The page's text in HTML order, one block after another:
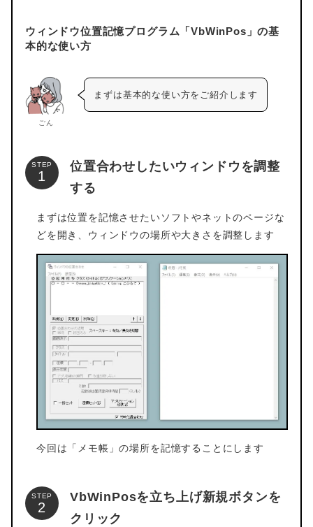
ウィンドウ位置記憶プログラム「VbWinPos」の基
本的な使い方
ごん
まずは基本的な使い方をご紹介します
STEP
位置合わせしたいウィンドウを調整
する
まずは位置を記憶させたいソフトやネットのページな
どを開き、ウィンドウの場所や大きさを調整します
今回は「メモ帳」の場所を記憶することにします
STEP
VbWinPosを立ち上げ新規ボタンを
クリック